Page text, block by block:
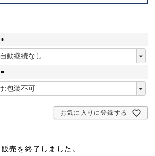
(
必
須
)(
必
お気に入りに登録する
販売を終了しました。